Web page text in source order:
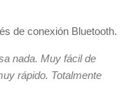
de conexión Bluetooth.
nada. Muy fácil de
rápido. Totalmente